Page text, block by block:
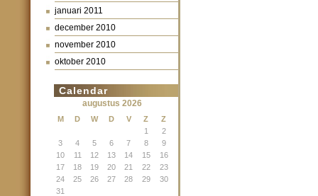
januari 2011
december 2010
november 2010
oktober 2010
Calendar
augustus 2026
M D W D V Z
Z
1
2
3
4 5 6 7 8
9
10
11 12 13 14 15
16
17
18 19 20 21 22
23
24
25 26 27 28 29
30
31